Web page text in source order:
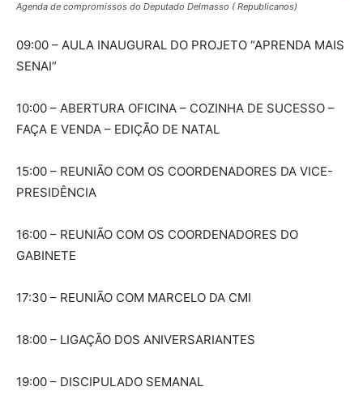
Agenda de compromissos do Deputado Delmasso ( Republicanos)
09:00 – AULA INAUGURAL DO PROJETO “APRENDA MAIS
SENAI”
10:00 – ABERTURA OFICINA – COZINHA DE SUCESSO –
FAÇA E VENDA – EDIÇÃO DE NATAL
15:00 – REUNIÃO COM OS COORDENADORES DA VICE-
PRESIDÊNCIA
16:00 – REUNIÃO COM OS COORDENADORES DO
GABINETE
17:30 – REUNIÃO COM MARCELO DA CMI
18:00 – LIGAÇÃO DOS ANIVERSARIANTES
19:00 – DISCIPULADO SEMANAL